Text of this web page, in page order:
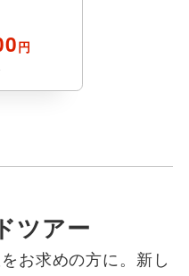
円
ツアー
お求めの方に。新し